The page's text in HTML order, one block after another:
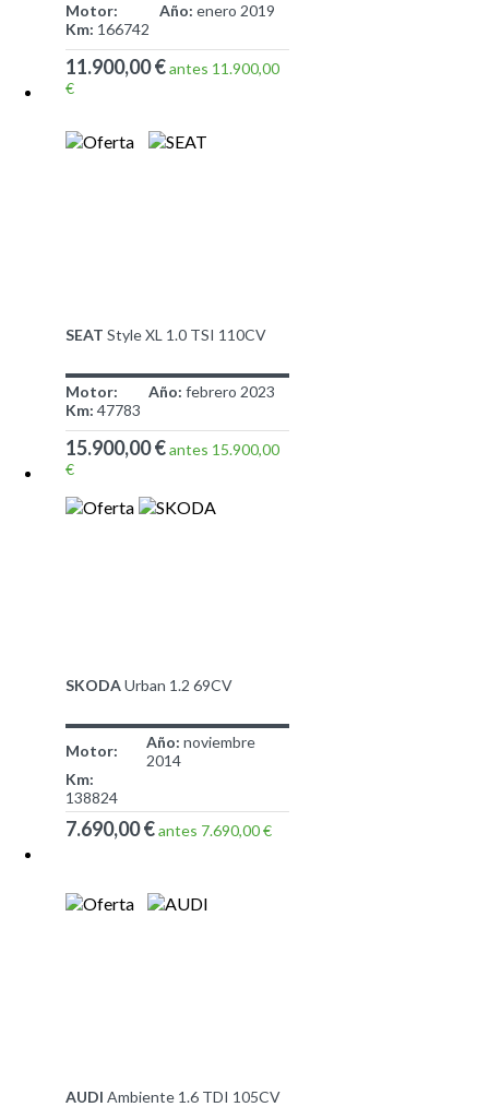
Motor: Año: enero 2019
Km: 166742
11.900,00 €antes 11.900,00
€
SEAT Style XL 1.0 TSI 110CV
Motor: Año: febrero 2023
Km: 47783
15.900,00 €antes 15.900,00
€
SKODAUrban 1.2 69CV
Motor: Año: noviembre
2014
Km:
138824
7.690,00 €antes 7.690,00 €
AUDI Ambiente 1.6 TDI 105CV